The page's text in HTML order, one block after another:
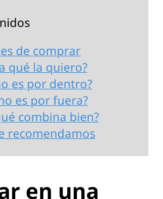
de comprar
qué la quiero?
es por dentro?
es por fuera?
combina bien?
recomendamos
en una